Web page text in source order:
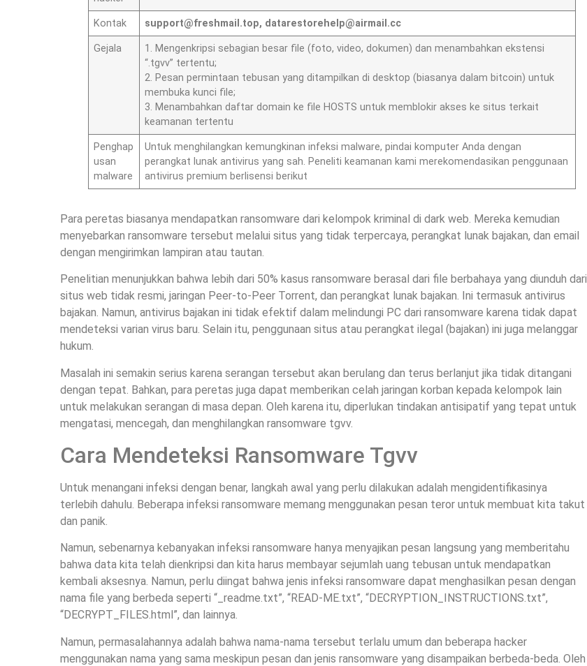
Kontak support@freshmail.top, datarestorehelp@airmail.cc
Gejala
1. Mengenkripsi sebagian besar file (foto, video, dokumen) dan menambahkan ekstensi
“.tgvv” tertentu;
2. Pesan permintaan tebusan yang ditampilkan di desktop (biasanya dalam bitcoin) untuk
membuka kunci file;
3. Menambahkan daftar domain ke file HOSTS untuk memblokir akses ke situs terkait
keamanan tertentu
Penghap
usan
malware
Untuk menghilangkan kemungkinan infeksi malware, pindai komputer Anda dengan
perangkat lunak antivirus yang sah. Peneliti keamanan kami merekomendasikan penggunaan
antivirus premium berlisensi berikut
Para peretas biasanya mendapatkan ransomware dari kelompok kriminal di dark web. Mereka kemudian
menyebarkan ransomware tersebut melalui situs yang tidak terpercaya, perangkat lunak bajakan, dan email
dengan mengirimkan lampiran atau tautan.
Penelitian menunjukkan bahwa lebih dari 50% kasus ransomware berasal dari file berbahaya yang diunduh dari
situs web tidak resmi, jaringan Peer-to-Peer Torrent, dan perangkat lunak bajakan. Ini termasuk antivirus
bajakan. Namun, antivirus bajakan ini tidak efektif dalam melindungi PC dari ransomware karena tidak dapat
mendeteksi varian virus baru. Selain itu, penggunaan situs atau perangkat ilegal (bajakan) ini juga melanggar
hukum.
Masalah ini semakin serius karena serangan tersebut akan berulang dan terus berlanjut jika tidak ditangani
dengan tepat. Bahkan, para peretas juga dapat memberikan celah jaringan korban kepada kelompok lain
untuk melakukan serangan di masa depan. Oleh karena itu, diperlukan tindakan antisipatif yang tepat untuk
mengatasi, mencegah, dan menghilangkan ransomware tgvv.
Cara Mendeteksi Ransomware Tgvv
Untuk menangani infeksi dengan benar, langkah awal yang perlu dilakukan adalah mengidentifikasinya
terlebih dahulu. Beberapa infeksi ransomware memang menggunakan pesan teror untuk membuat kita takut
dan panik.
Namun, sebenarnya kebanyakan infeksi ransomware hanya menyajikan pesan langsung yang memberitahu
bahwa data kita telah dienkripsi dan kita harus membayar sejumlah uang tebusan untuk mendapatkan
kembali aksesnya. Namun, perlu diingat bahwa jenis infeksi ransomware dapat menghasilkan pesan dengan
nama file yang berbeda seperti “_readme.txt”, “READ-ME.txt”, “DECRYPTION_INSTRUCTIONS.txt”,
“DECRYPT_FILES.html”, dan lainnya.
Namun, permasalahannya adalah bahwa nama-nama tersebut terlalu umum dan beberapa hacker
menggunakan nama yang sama meskipun pesan dan jenis ransomware yang disampaikan berbeda-beda. Oleh